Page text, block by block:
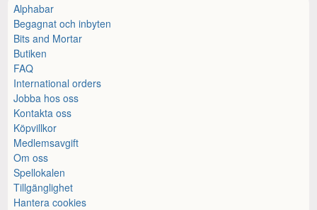
Alphabar
Begagnat och inbyten
Bits and Mortar
Butiken
FAQ
International orders
Jobba hos oss
Kontakta oss
Köpvillkor
Medlemsavgift
Om oss
Spellokalen
Tillgänglighet
Hantera cookies